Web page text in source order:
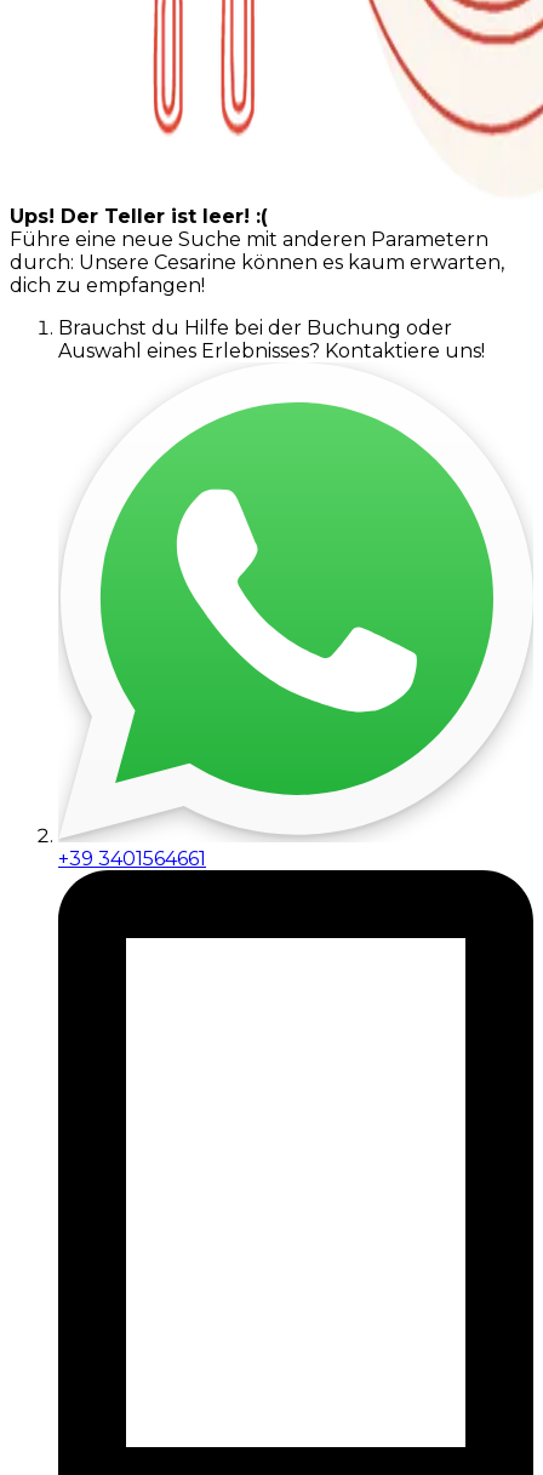
Ups! Der Teller ist leer! :(
Führe eine neue Suche mit anderen Parametern
durch: Unsere Cesarine können es kaum erwarten,
dich zu empfangen!
Brauchst du Hilfe bei der Buchung oder
Auswahl eines Erlebnisses? Kontaktiere uns!
+39 3401564661